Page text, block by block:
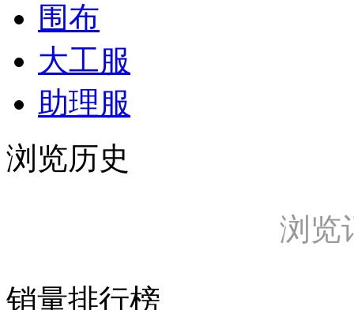
围布
大工服
助理服
浏览历史
浏览
销量排行榜